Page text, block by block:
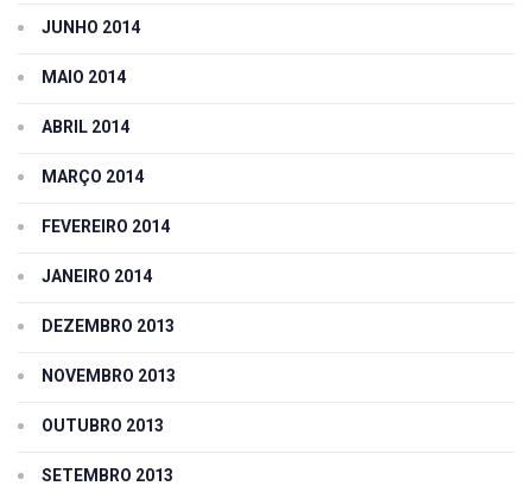
JUNHO 2014
MAIO 2014
ABRIL 2014
MARÇO 2014
FEVEREIRO 2014
JANEIRO 2014
DEZEMBRO 2013
NOVEMBRO 2013
OUTUBRO 2013
SETEMBRO 2013